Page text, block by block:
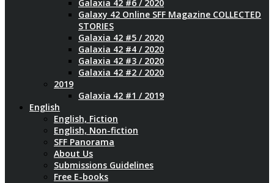
Galaxia 42 #6 / 2020
Galaxy 42 Online SFF Magazine COLLECTED
STORIES
Galaxia 42 #5 / 2020
Galaxia 42 #4 / 2020
Galaxia 42 #3 / 2020
Galaxia 42 #2 / 2020
2019
Galaxia 42 #1 / 2019
English
English, Fiction
English, Non-fiction
SFF Panorama
About Us
Submissions Guidelines
Free E-books